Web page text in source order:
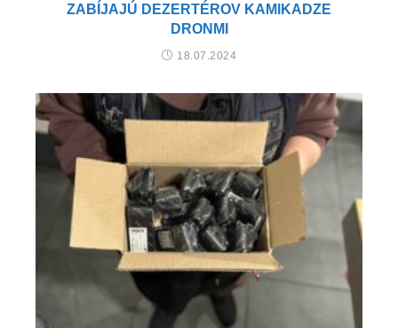
ZABÍJAJÚ DEZERTÉROV KAMIKADZE
DRONMI
18.07.2024